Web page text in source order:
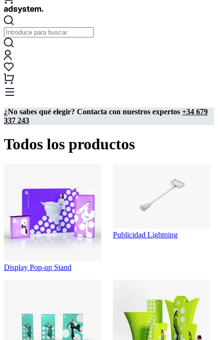
¿No sabes qué elegir? Contacta con nuestros expertos +34 679
337 243
Todos los productos
Display Pop-up Stand
Publicidad Lightning